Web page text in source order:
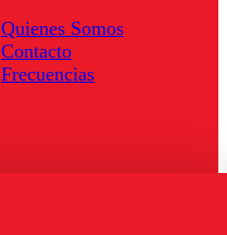
Quienes Somos
Contacto
Frecuencias